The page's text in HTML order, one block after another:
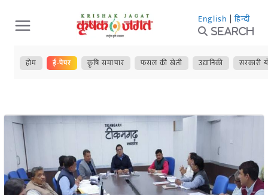
Skip
to
content
English | हिन्दी
Search
होम ई-पेपर कृषि समाचार फसल की खेती उद्यानिकी सरकारी